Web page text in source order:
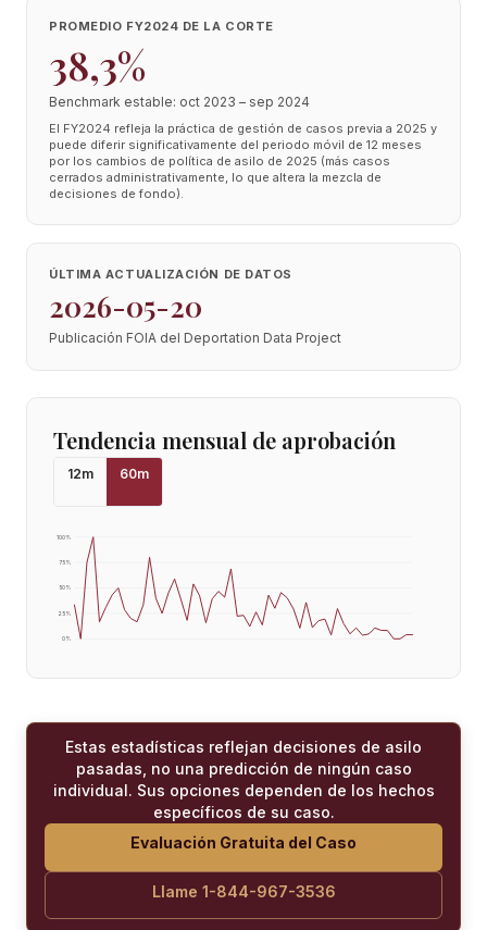
PROMEDIO FY2024 DE LA CORTE
38,3%
Benchmark estable: oct 2023 – sep 2024
El FY2024 refleja la práctica de gestión de casos previa a 2025 y
puede diferir significativamente del periodo móvil de 12 meses
por los cambios de política de asilo de 2025 (más casos
cerrados administrativamente, lo que altera la mezcla de
decisiones de fondo).
ÚLTIMA ACTUALIZACIÓN DE DATOS
2026-05-20
Publicación FOIA del Deportation Data Project
Tendencia mensual de aprobación
12m 60m
0%
25%
50%
75%
100%
Estas estadísticas reflejan decisiones de asilo
pasadas, no una predicción de ningún caso
individual. Sus opciones dependen de los hechos
específicos de su caso.
Evaluación Gratuita del Caso
Llame 1-844-967-3536